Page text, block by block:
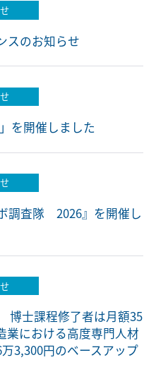
スのお知らせ
を開催しました
調査隊 2026』を開催し
士課程修了者は月額35
における高度専門人材
3,300円のベースアップ